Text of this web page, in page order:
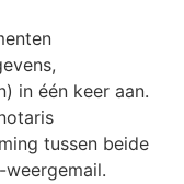
in één keer aan.
tussen beide